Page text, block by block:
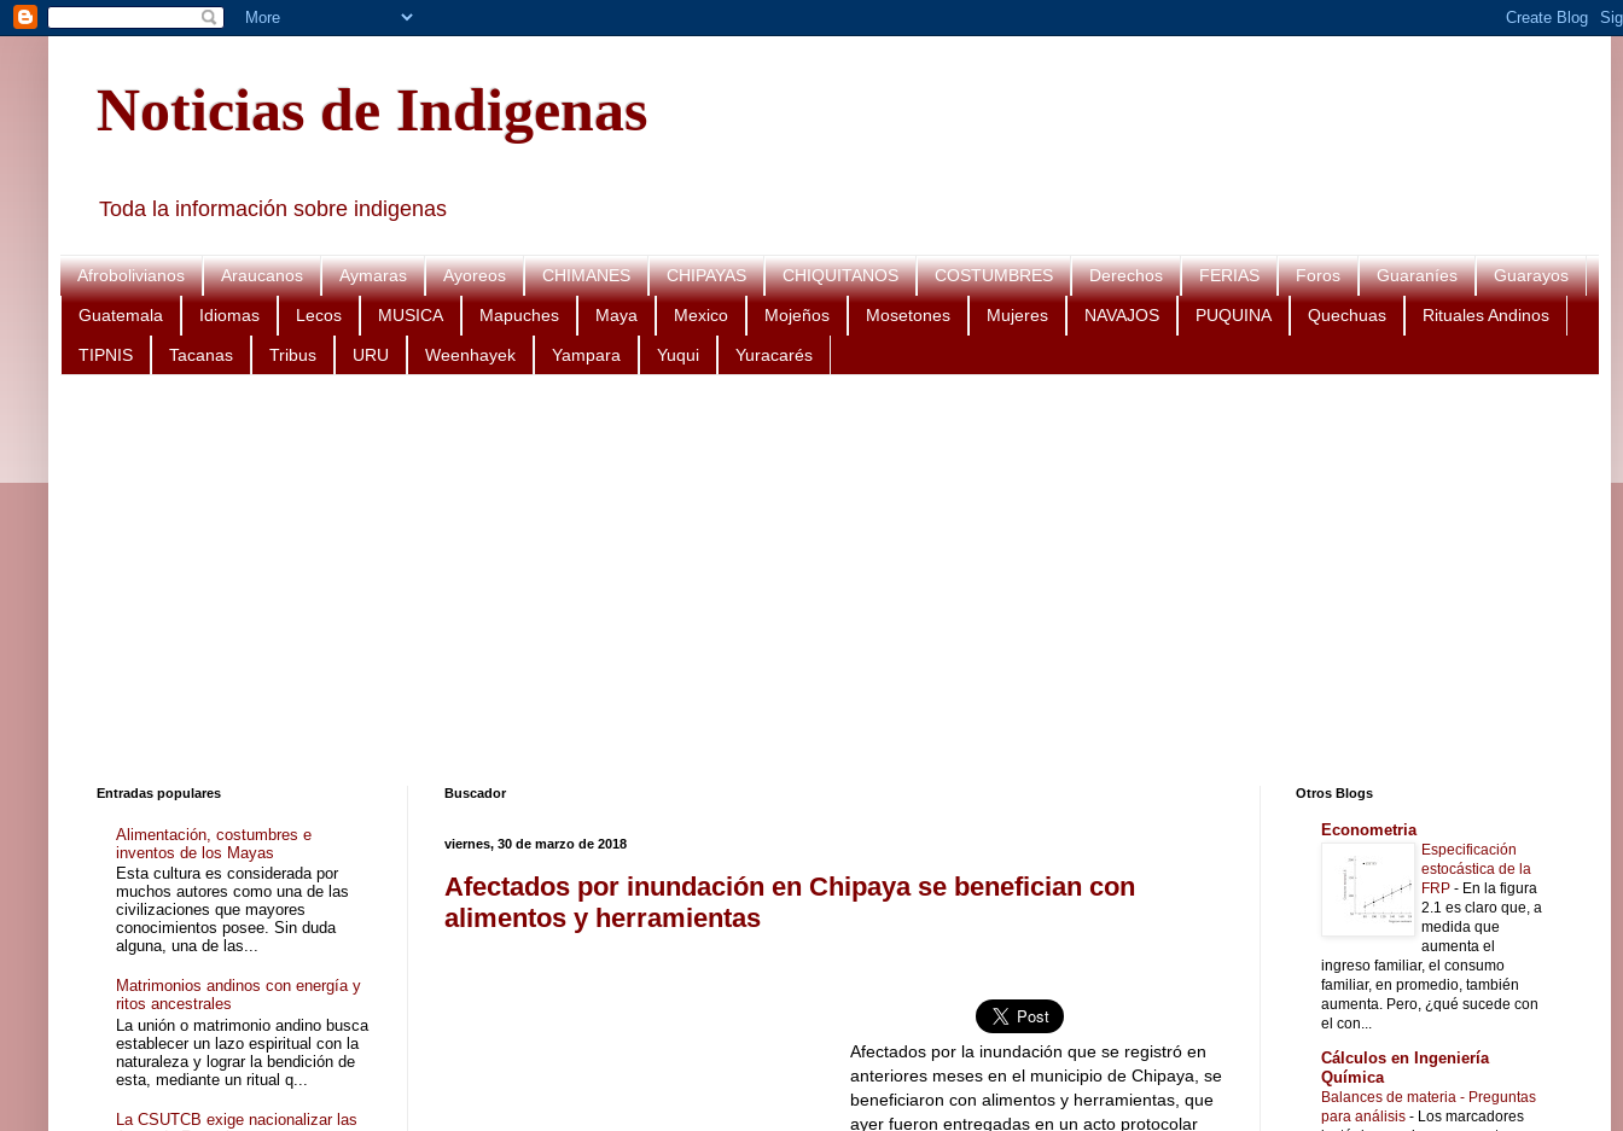
Noticias de Indigenas
Toda la información sobre indigenas
Afrobolivianos Araucanos Aymaras Ayoreos CHIMANES CHIPAYAS CHIQUITANOS COSTUMBRES Derechos FERIAS Foros Guaraníes Guarayos
Guatemala Idiomas Lecos MUSICA Mapuches Maya Mexico Mojeños Mosetones Mujeres NAVAJOS PUQUINA Quechuas Rituales Andinos
TIPNIS Tacanas Tribus URU Weenhayek Yampara Yuqui Yuracarés
Buscador
viernes, 30 de marzo de 2018
Afectados por inundación en Chipaya se benefician con
alimentos y herramientas
Afectados por la inundación que se registró en
anteriores meses en el municipio de Chipaya, se
beneficiaron con alimentos y herramientas, que
ayer fueron entregadas en un acto protocolar
Entradas populares
Alimentación, costumbres e
inventos de los Mayas
Esta cultura es considerada por
muchos autores como una de las
civilizaciones que mayores
conocimientos posee. Sin duda
alguna, una de las...
Matrimonios andinos con energía y
ritos ancestrales
La unión o matrimonio andino busca
establecer un lazo espiritual con la
naturaleza y lograr la bendición de
esta, mediante un ritual q...
La CSUTCB exige nacionalizar las
Otros Blogs
Econometria
Especificación
estocástica de la
FRP - En la figura
2.1 es claro que, a
medida que
aumenta el
ingreso familiar, el consumo
familiar, en promedio, también
aumenta. Pero, ¿qué sucede con
el con...
Cálculos en Ingeniería
Química
Balances de materia - Preguntas
para análisis - Los marcadores